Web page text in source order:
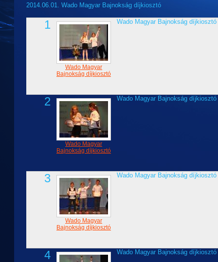
2014.06.01. Wado Magyar Bajnokság díjkiosztó
1
Wado Magyar
Bajnokság díjkiosztó
Wado Magyar Bajnokság díjkiosztó
2
Wado Magyar
Bajnokság díjkiosztó
Wado Magyar Bajnokság díjkiosztó
3
Wado Magyar
Bajnokság díjkiosztó
Wado Magyar Bajnokság díjkiosztó
4 Wado Magyar Bajnokság díjkiosztó